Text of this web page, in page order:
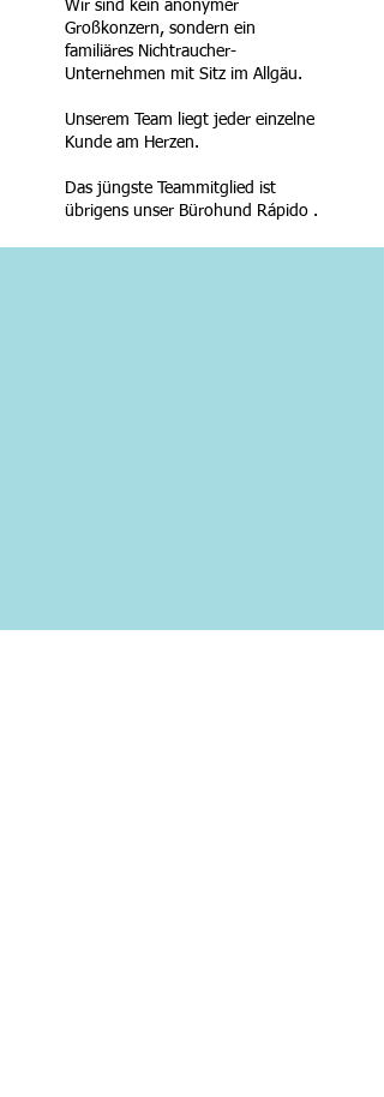
Wir sind kein anonymer
Großkonzern, sondern ein
familiäres Nichtraucher-
Unternehmen mit Sitz im Allgäu.
Unserem Team liegt jeder einzelne
Kunde am Herzen.
Das jüngste Teammitglied ist
übrigens unser Bürohund Rápido .